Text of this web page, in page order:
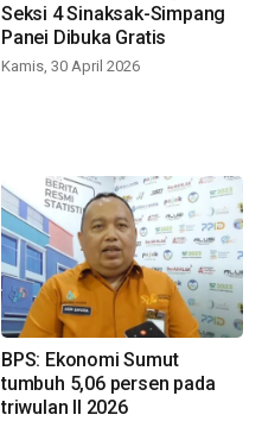
Seksi 4 Sinaksak-Simpang
Panei Dibuka Gratis
Kamis, 30 April 2026
BPS: Ekonomi Sumut
tumbuh 5,06 persen pada
triwulan II 2026